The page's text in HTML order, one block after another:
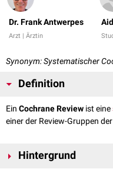
Dr. Frank Antwerpes
Arzt | Ärztin
Synonym: Systematischer
Definition
Ein Cochrane Review ist eine
einer der Review-Gruppen der
Hintergrund